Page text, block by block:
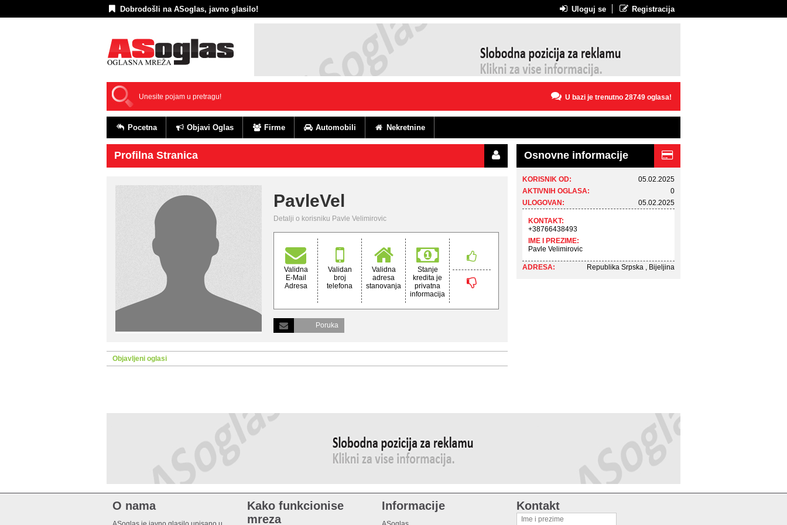
Dobrodošli na ASoglas, javno glasilo! Uloguj se Registracija
U bazi je trenutno 28749 oglasa!
Pocetna Objavi Oglas Firme Automobili Nekretnine
Profilna Stranica
PavleVel
Detalji o korisniku Pavle Velimirovic
Validna
E-Mail
Adresa
Validan
broj
telefona
Validna
adresa
stanovanja
Stanje
kredita je
privatna
informacija
Poruka
Objavljeni oglasi
Osnovne informacije
KORISNIK OD:
05.02.2025
AKTIVNIH OGLASA:
0
ULOGOVAN:
05.02.2025
KONTAKT:
+38766438493
IME I PREZIME:
Pavle Velimirovic
ADRESA: Republika Srpska , Bijeljina
O nama
Kako funkcionise
mreza
Informacije Kontakt